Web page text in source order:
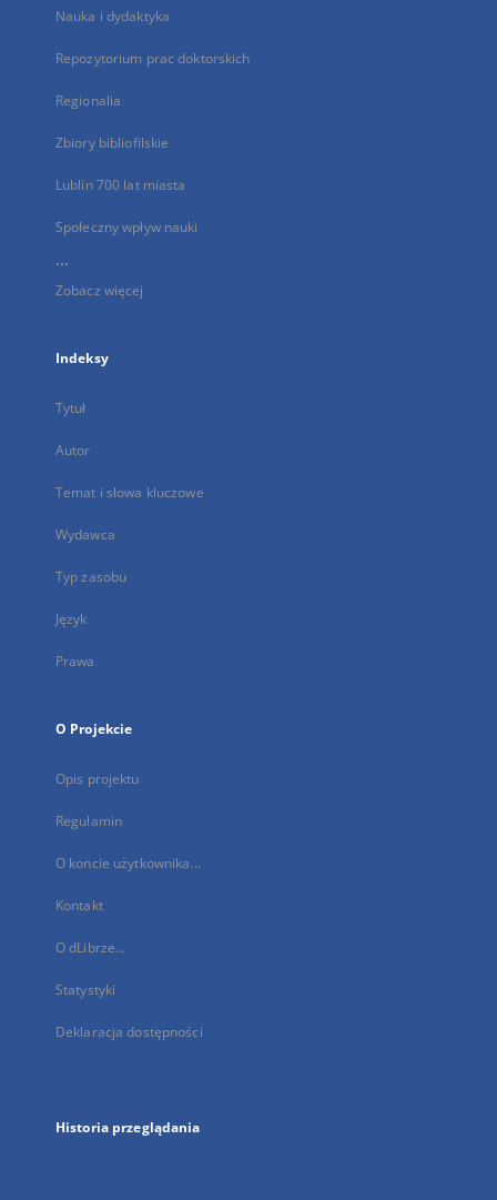
Nauka i dydaktyka
Repozytorium prac doktorskich
Regionalia
Zbiory bibliofilskie
Lublin 700 lat miasta
Społeczny wpływ nauki
...
Zobacz więcej
Indeksy
Tytuł
Autor
Temat i słowa kluczowe
Wydawca
Typ zasobu
Język
Prawa
O Projekcie
Opis projektu
Regulamin
O koncie użytkownika...
Kontakt
O dLibrze...
Statystyki
Deklaracja dostępności
Historia przeglądania